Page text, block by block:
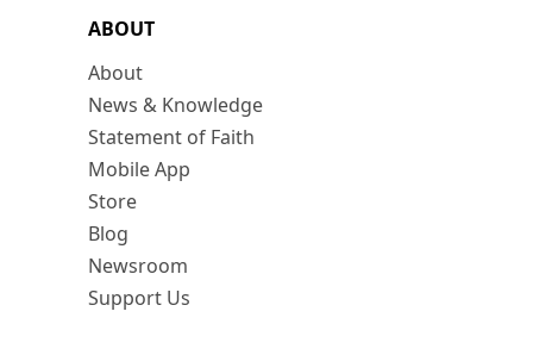
ABOUT
About
News & Knowledge
Statement of Faith
Mobile App
Store
Blog
Newsroom
Support Us